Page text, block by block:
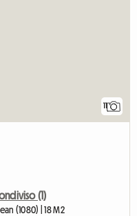
11
(1)
(1080) | 18 M2